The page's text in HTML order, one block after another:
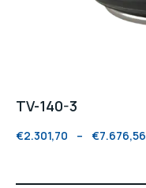
TV-140-3
€2.301,70 – €7.676,56